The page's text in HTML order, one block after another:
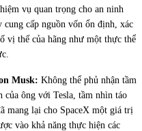
vụ quan trọng cho an ninh
cung cấp nguồn vốn ổn định, xác
vị thế của hãng như một thực thể
Musk: Không thể phủ nhận tầm
ông với Tesla, tầm nhìn táo
mang lại cho SpaceX một giá trị
vào khả năng thực hiện các